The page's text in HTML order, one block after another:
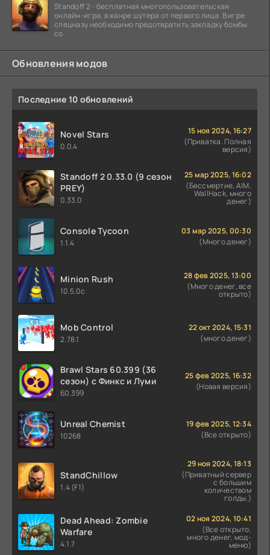
Standoff 2 - бесплатная многопользовательская
онлайн-игра, в жанре шутера от первого лица. В игре
спецназу необходимо предотвратить закладку бомбы
со
Обновления модов
Последние 10 обновлений
Novel Stars
0.0.4
15 ноя 2024, 16:27
(Приватка. Полная
версия)
Standoff 2 0.33.0 (9 сезон
PREY)
0.33.0
25 мар 2025, 16:02
(Бессмертие, AIM,
WallHack, много
денег)
Console Tycoon
1.1.4
03 мар 2025, 00:30
(Много денег)
Minion Rush
10.5.0c
28 фев 2025, 13:00
(Много денег, все
открыто)
Mob Control
2.78.1
22 окт 2024, 15:31
(много денег)
Brawl Stars 60.399 (36
сезон) с Финкс и Луми
60.399
25 фев 2025, 16:32
(Новая версия)
Unreal Chemist
10268
19 фев 2025, 12:34
(Все открыто)
StandChillow
1.4 (F1)
29 ноя 2024, 18:13
(Приватный сервер
с большим
количеством
голды.)
Dead Ahead: Zombie
Warfare
4.1.7
02 ноя 2024, 10:41
(Все открыто,
много денег, мод-
меню)